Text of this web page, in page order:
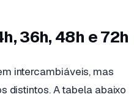
36h, 48h e 72h
intercambiáveis, mas
distintos. A tabela abaixo